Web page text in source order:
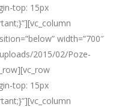
top: 15px
width=”700″
2015/02/Poze-
top: 15px